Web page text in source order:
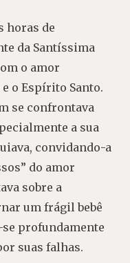
horas de
da Santíssima
o amor
o Espírito Santo.
se confrontava
a sua
convidando-a
do amor
sobre a
um frágil bebê
profundamente
suas falhas.